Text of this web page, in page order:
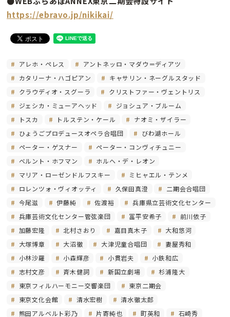
https://ebravo.jp/nikikai/
アレホ・ペレス
アントネッロ・マダウ＝ディアツ
カタリーナ・ハゴピアン
キャサリン・ネーグルスタッド
クラウディオ・スグーラ
クリストファー・ヴェントリス
ジェシカ・ミューアヘッド
ジョシュア・ブルーム
トスカ
トルステン・ケール
ナオミ・ザイラー
ひょうごプロデュースオペラ合唱団
びわ湖ホール
ペーター・ゲスナー
ペーター・コンヴィチュニー
ベルント・ホフマン
ホルヘ・デ・レオン
マリア・ローゼンドルフスキー
ミヒャエル・テンメ
ロレンツォ・ヴィオッティ
久保田真澄
二期会合唱団
今尾滋
伊藤純 佐渡裕
兵庫県立芸術文化センター
兵庫芸術文化センター管弦楽団
冨平安希子
前川依子
加藤宏隆
北村さおり 嘉目真木子
大和悠河
大塚博章
大沼徹 大津児童合唱団
妻屋秀和
小林沙羅
小森輝彦 小貫岩夫
小鉄和広
志村文彦
斉木健詞 新国立劇場
杉浦隆大
東京フィルハーモニー交響楽団
東京二期会
東京文化会館
清水宏樹
清水徹太郎
熊田アルベルト彩乃
片寄純也 町英和
石崎秀